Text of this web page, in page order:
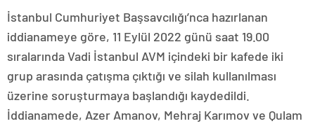
İstanbul Cumhuriyet Başsavcılığı’nca hazırlanan
iddianameye göre, 11 Eylül 2022 günü saat 19.00
sıralarında Vadi İstanbul AVM içindeki bir kafede iki
grup arasında çatışma çıktığı ve silah kullanılması
üzerine soruşturmaya başlandığı kaydedildi.
İddianamede, Azer Amanov, Mehraj Karımov ve Qulam